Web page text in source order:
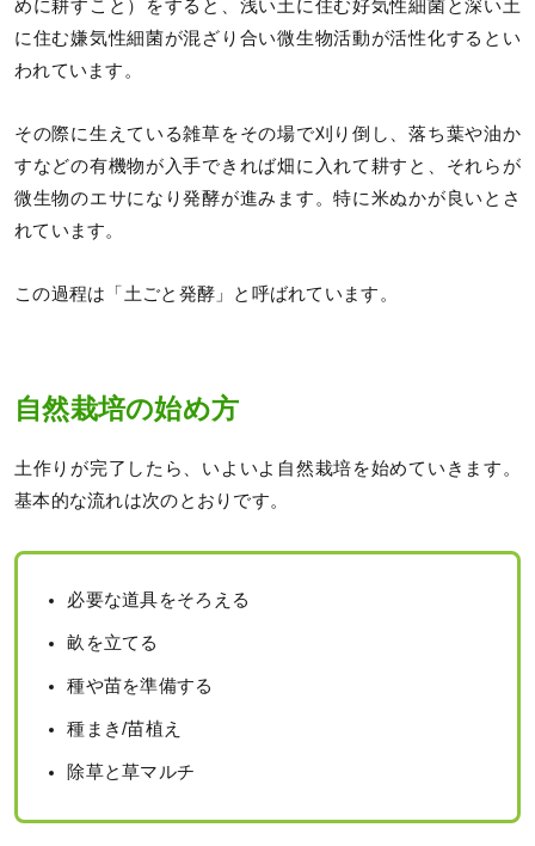
めに耕すこと）をすると、浅い土に住む好気性細菌と深い土
に住む嫌気性細菌が混ざり合い微生物活動が活性化するとい
われています。
その際に生えている雑草をその場で刈り倒し、落ち葉や油か
すなどの有機物が入手できれば畑に入れて耕すと、それらが
微生物のエサになり発酵が進みます。特に米ぬかが良いとさ
れています。
この過程は「土ごと発酵」と呼ばれています。
自然栽培の始め方
土作りが完了したら、いよいよ自然栽培を始めていきます。
基本的な流れは次のとおりです。
必要な道具をそろえる
畝を立てる
種や苗を準備する
種まき/苗植え
除草と草マルチ